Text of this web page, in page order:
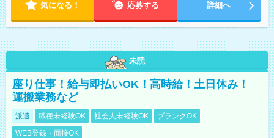
気になる！ 応募する 詳細へ
未読
座り仕事！給与即払いOK！高時給！土日休み！
運搬業務など
派遣 職種未経験OK 社会人未経験OK
ブランクOK
WEB登録・面接OK